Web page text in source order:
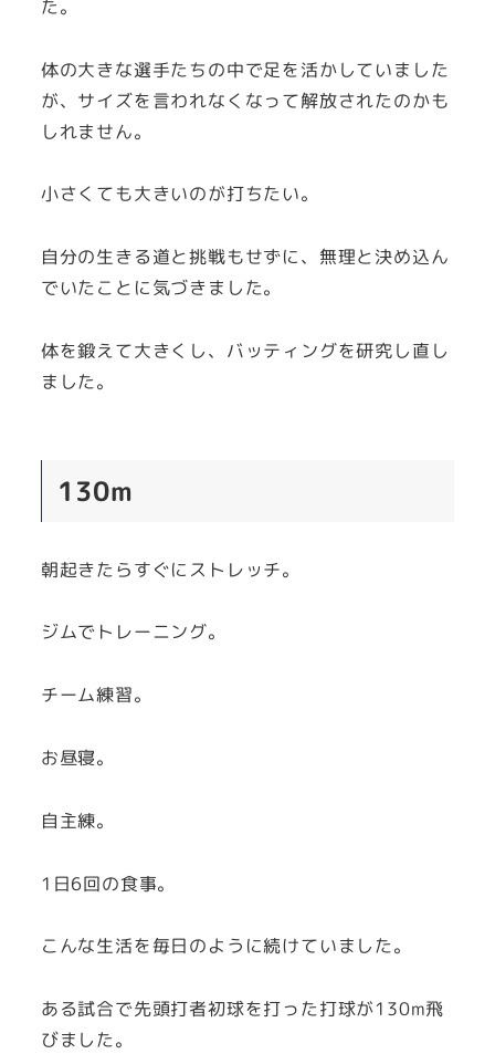
た。
体の大きな選手たちの中で足を活かしていました
が、サイズを言われなくなって解放されたのかも
しれません。
小さくても大きいのが打ちたい。
自分の生きる道と挑戦もせずに、無理と決め込ん
でいたことに気づきました。
体を鍛えて大きくし、バッティングを研究し直し
ました。
130m
朝起きたらすぐにストレッチ。
ジムでトレーニング。
チーム練習。
お昼寝。
自主練。
1日6回の食事。
こんな生活を毎日のように続けていました。
ある試合で先頭打者初球を打った打球が130m飛
びました。